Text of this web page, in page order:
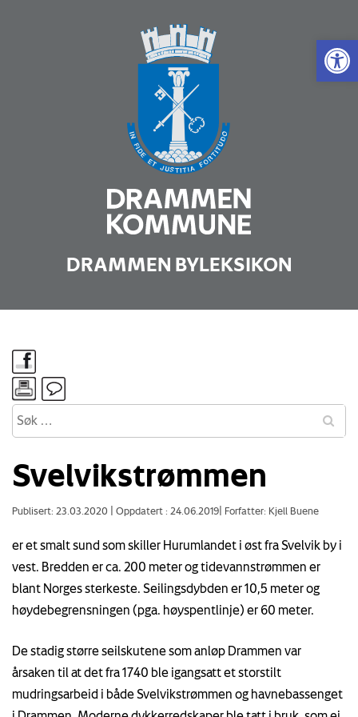
Vis
DRAMMEN BYLEKSIKON
Svelvikstrømmen
Publisert: 23.03.2020 Oppdatert : 24.06.2019 Forfatter: Kjell Buene
er et smalt sund som skiller Hurumlandet i øst fra Svelvik by i
vest. Bredden er ca. 200 meter og tidevannstrømmen er
blant Norges sterkeste. Seilingsdybden er 10,5 meter og
høydebegrensningen (pga. høyspentlinje) er 60 meter.
De stadig større seilskutene som anløp Drammen var
årsaken til at det fra 1740 ble igangsatt et storstilt
mudringsarbeid i både Svelvikstrømmen og havnebassenget